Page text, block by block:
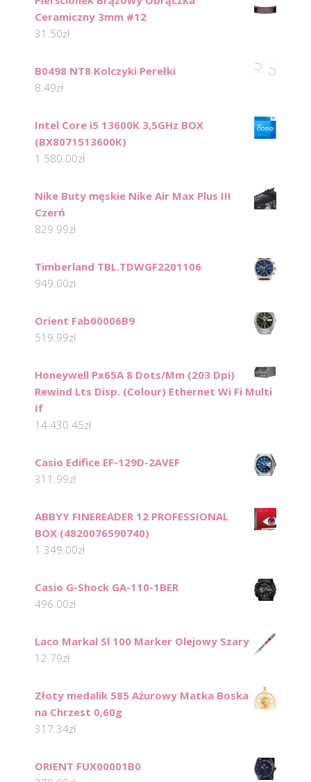
Ceramiczny 3mm #12
31.50zł
B0498 NT8 Kolczyki Perełki
8.49zł
Intel Core i5 13600K 3,5GHz BOX
(BX8071513600K)
1 580.00zł
Nike Buty męskie Nike Air Max Plus III
Czerń
829.99zł
Timberland TBL.TDWGF2201106
949.00zł
Orient Fab00006B9
519.99zł
Honeywell Px65A 8 Dots/Mm (203 Dpi)
Rewind Lts Disp. (Colour) Ethernet Wi Fi Multi
If
14 430.45zł
Casio Edifice EF-129D-2AVEF
311.99zł
ABBYY FINEREADER 12 PROFESSIONAL
BOX (4820076590740)
1 349.00zł
Casio G-Shock GA-110-1BER
496.00zł
Laco Markal Sl 100 Marker Olejowy Szary
12.79zł
Złoty medalik 585 Ażurowy Matka Boska
na Chrzest 0,60g
317.34zł
ORIENT FUX00001B0